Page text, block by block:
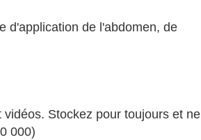
d'application de l'abdomen, de
Stockez pour toujours et ne
000)